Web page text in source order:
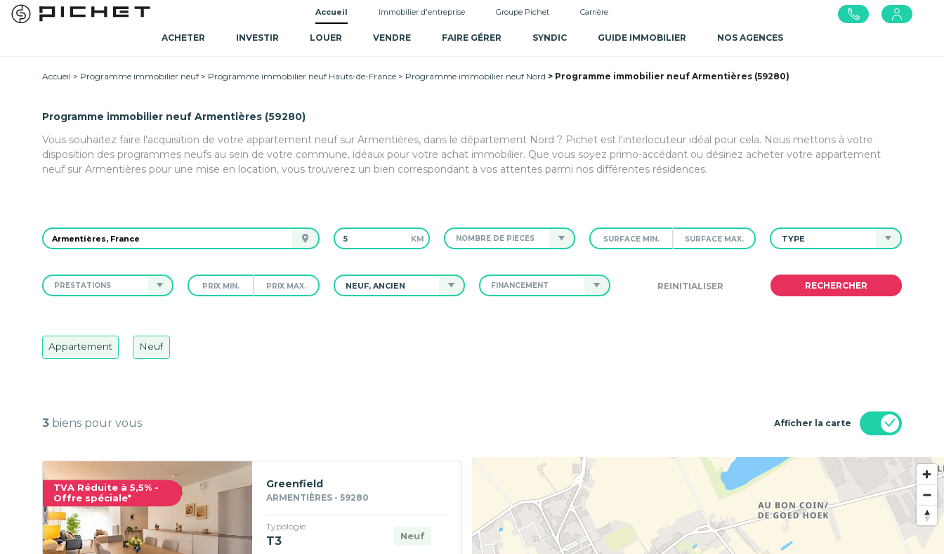
Accueil Immobilier d'entreprise Groupe Pichet Carrière
ACHETER INVESTIR LOUER VENDRE FAIRE GÉRER SYNDIC GUIDE IMMOBILIER NOS AGENCES
Accueil Programme immobilier neuf Programme immobilier neuf Hauts-de-France Programme immobilier neuf Nord Programme immobilier neuf Armentières (59280)
Programme immobilier neuf Armentières (59280)
Vous souhaitez faire l'acquisition de votre appartement neuf sur Armentières, dans le département Nord ? Pichet est l'interlocuteur idéal pour cela. Nous mettons à votre
disposition des programmes neufs au sein de votre commune, idéaux pour votre achat immobilier. Que vous soyez primo-accédant ou désiriez acheter votre appartement
neuf sur Armentières pour une mise en location, vous trouverez un bien correspondant à vos attentes parmi nos différentes résidences.
KM NOMBRE DE PIÈCES TYPE
PRESTATIONS NEUF, ANCIEN FINANCEMENT
Appartement Neuf
3 biens pour vous Afficher la carte
TVA Réduite à 5,5% -
Offre spéciale*
Greenfield
ARMENTIÈRES - 59280
Neuf
Typologie
T3